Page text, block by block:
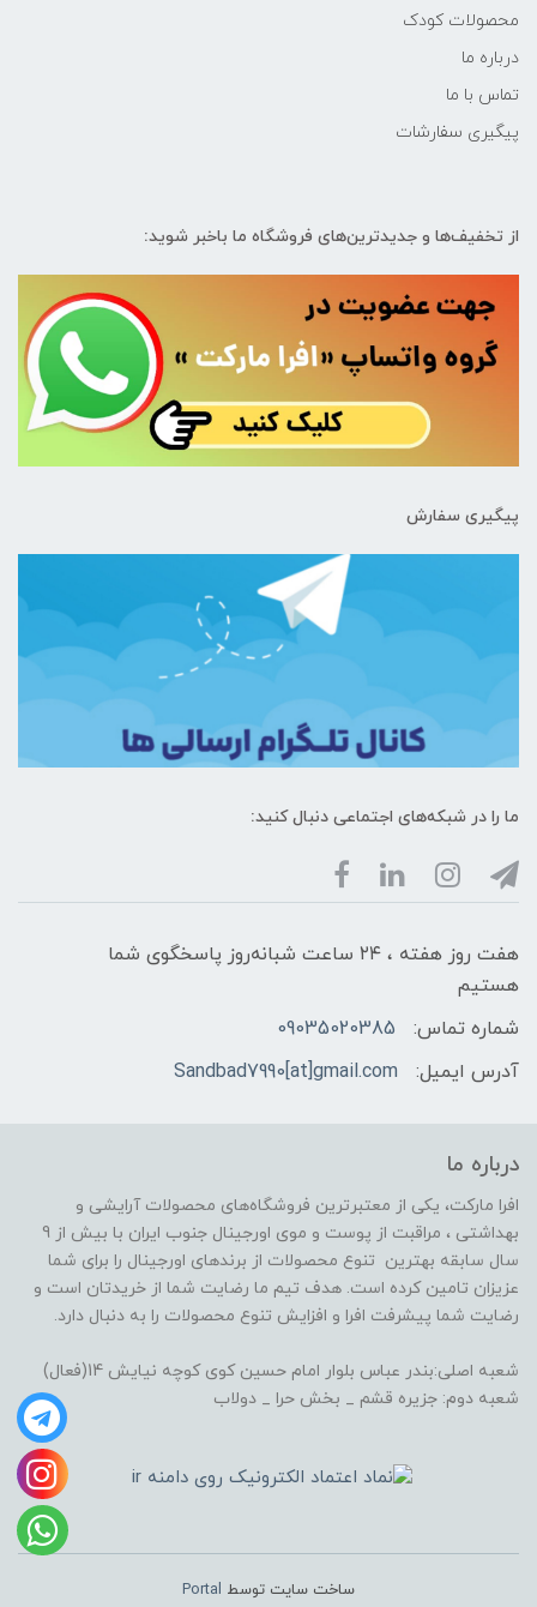
محصولات کودک
درباره ما
تماس با ما
پیگیری سفارشات
از تخفیف‌ها و جدیدترین‌های فروشگاه ما باخبر شوید:
پیگیری سفارش
ما را در شبکه‌های اجتماعی دنبال کنید:
هفت روز هفته ، ۲۴ ساعت شبانه‌روز پاسخگوی شما
هستیم
شماره تماس:
09035020385
آدرس ایمیل:
Sandbad7990[at]gmail.com
درباره ما
افرا مارکت، یکی از معتبرترین فروشگاه‌های محصولات آرایشی و
بهداشتی ، مراقبت از پوست و موی اورجینال جنوب ایران با بیش از 9
سال سابقه بهترین تنوع محصولات از برندهای اورجینال را برای شما
عزیزان تامین کرده است. هدف تیم ما رضایت شما از خریدتان است و
رضایت شما پیشرفت افرا و افزایش تنوع محصولات را به دنبال دارد.
شعبه اصلی:بندر عباس بلوار امام حسین کوی کوچه نیایش 14(فعال)
شعبه دوم: جزیره قشم _ بخش حرا _ دولاب
ساخت سایت توسط Portal